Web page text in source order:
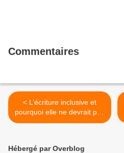
Commentaires
< L’écriture inclusive et
pourquoi elle ne devrait pas
avoir cours dans les
Hébergé par Overblog